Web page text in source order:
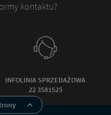
kontaktu?
INFOLINIA SPRZEDAŻOWA
22 3581525